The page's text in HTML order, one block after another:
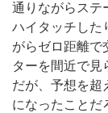
通りながらステ
ハイタッチした
がらゼロ距離で
ターを間近で見
だが、予想を超
になったことだ